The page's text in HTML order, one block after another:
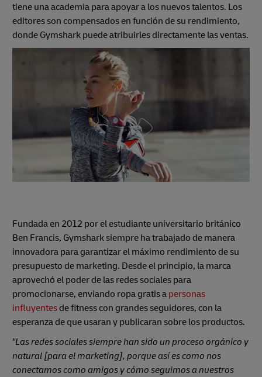
tiene una academia para apoyar a los nuevos talentos. Los
editores son compensados en función de su rendimiento,
donde Gymshark puede atribuirles directamente las ventas.
Fundada en 2012 por el estudiante universitario británico
Ben Francis, Gymshark siempre ha trabajado de manera
innovadora para garantizar el máximo rendimiento de su
presupuesto de marketing. Desde el principio, la marca
aprovechó el poder de las redes sociales para
promocionarse, enviando ropa gratis a personas
influyentes de fitness con grandes seguidores, con la
esperanza de que usaran y publicaran sobre los productos.
"Las redes sociales siempre han sido un proceso orgánico y
natural [para el marketing], porque así es como nos
conectamos como amigos y cómo seguimos a nuestros